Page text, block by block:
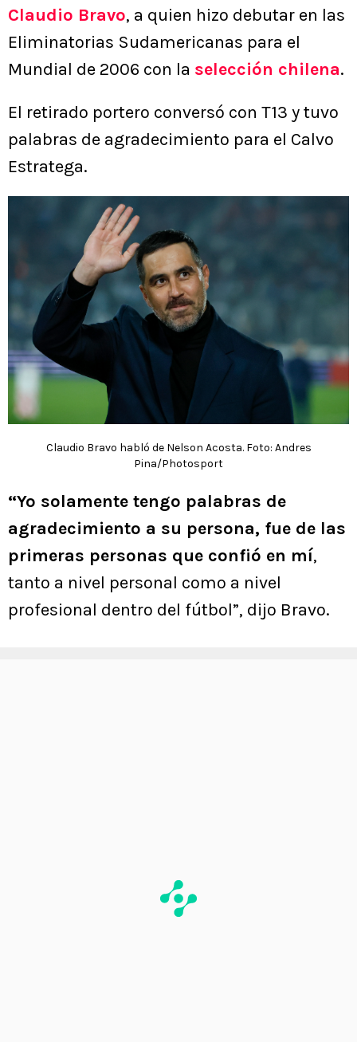
Claudio Bravo, a quien hizo debutar en las
Eliminatorias Sudamericanas para el
Mundial de 2006 con la selección chilena.
El retirado portero conversó con T13 y tuvo
palabras de agradecimiento para el Calvo
Estratega.
Claudio Bravo habló de Nelson Acosta. Foto: Andres
Pina/Photosport
“Yo solamente tengo palabras de
agradecimiento a su persona, fue de las
primeras personas que confió en mí,
tanto a nivel personal como a nivel
profesional dentro del fútbol”, dijo Bravo.